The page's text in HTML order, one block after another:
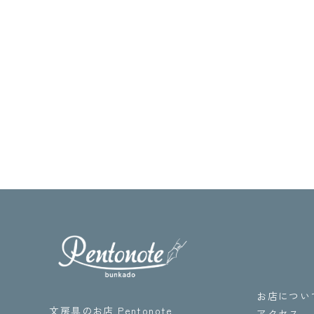
文房具のお店 Pentonote
お店につい